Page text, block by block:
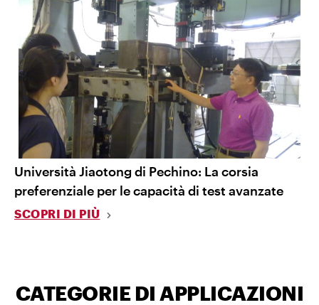
Università Jiaotong di Pechino: La corsia
preferenziale per le capacità di test avanzate
SCOPRI DI PIÙ
CATEGORIE DI APPLICAZIONI